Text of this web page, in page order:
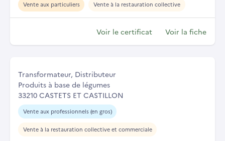
Vente aux particuliers Vente à la restauration collective
Voir le certificat Voir la fiche
Transformateur, Distributeur
Produits à base de légumes
33210 CASTETS ET CASTILLON
Vente aux professionnels (en gros)
Vente à la restauration collective et commerciale